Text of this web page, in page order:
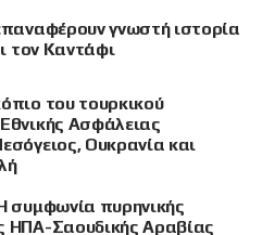
γνωστή ιστορία
τον Καντάφι
του τουρκικού
Ασφάλειας
Ουκρανία και
συμφωνία πυρηνικής
ΗΠΑ-Σαουδικής Αραβίας